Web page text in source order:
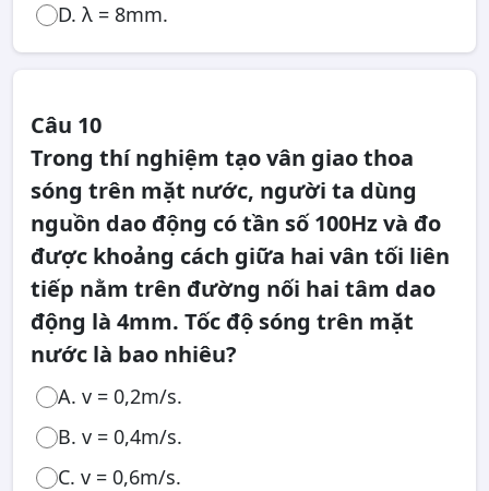
D. λ = 8mm.
Câu 10
Trong thí nghiệm tạo vân giao thoa
sóng trên mặt nước, người ta dùng
nguồn dao động có tần số 100Hz và đo
được khoảng cách giữa hai vân tối liên
tiếp nằm trên đường nối hai tâm dao
động là 4mm. Tốc độ sóng trên mặt
nước là bao nhiêu?
A. v = 0,2m/s.
B. v = 0,4m/s.
C. v = 0,6m/s.